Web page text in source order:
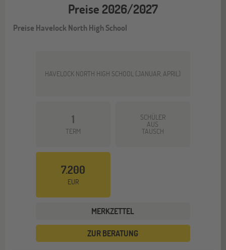
Preise 2026/2027
Preise Havelock North High School
HAVELOCK NORTH HIGH SCHOOL (JANUAR, APRIL)
1
TERM
SCHÜLER
AUS
TAUSCH
7.200
EUR
MERKZETTEL
ZUR BERATUNG